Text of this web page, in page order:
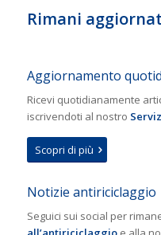
Rimani
Aggiornamento
Ricevi quotidianamente
iscrivendoti al nostro
Scopri di più
Notizie antiriciclaggio
Seguici sui social per